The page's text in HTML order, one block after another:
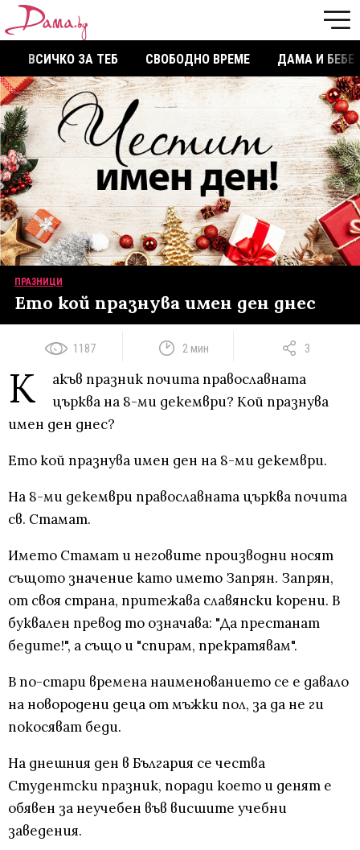
ВСИЧКО ЗА ТЕБ СВОБОДНО ВРЕМЕ ДАМА И БЕБЕ
ПРАЗНИЦИ
Ето кой празнува имен ден днес
1187 2 мин 3
К
акъв празник почита православната
църква на 8-ми декември? Кой празнува
имен ден днес?
Ето кой празнува имен ден на 8-ми декември.
На 8-ми декември православната църква почита
св. Стамат.
Името Стамат и неговите производни носят
същото значение като името Запрян. Запрян,
от своя страна, притежава славянски корени. В
буквален превод то означава: "Да престанат
бедите!", а също и "спирам, прекратявам".
В по-стари времена наименованието се е давало
на новородени деца от мъжки пол, за да не ги
покосяват беди.
На днешния ден в България се чества
Студентски празник, поради което и денят е
обявен за неучебен във висшите учебни
заведения.